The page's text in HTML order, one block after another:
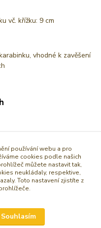
vč. křížku: 9 cm
vhodné k zavěšení
používání webu a pro
cookies podle našich
můžete nastavit tak,
neukládaly, respektive,
Toto nastavení zjistíte z
Souhlasím